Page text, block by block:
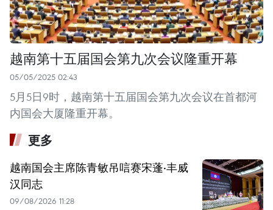
越南第十五届国会第九次会议隆重开幕
05/05/2025 02:43
5月5日9时，越南第十五届国会第九次会议在首都河
内国会大厦隆重开幕。
更多
越南国会主席陈青敏吊唁赛宋蓬·丰威
汉同志
09/08/2026 11:28